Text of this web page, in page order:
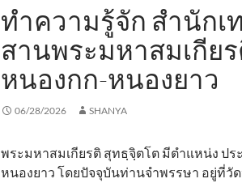
ทำความรู้จัก สำนักเ
สานพระมหาสมเกีย
หนองกก-หนองยาว
06/28/2026 SHANYA
พระมหาสมเกียรติ สุทธฺจฺิตโต มีตำแหน่ง ป
หนองยาว โดยปัจจุบันท่านจำพรรษา อยู่ที่วั